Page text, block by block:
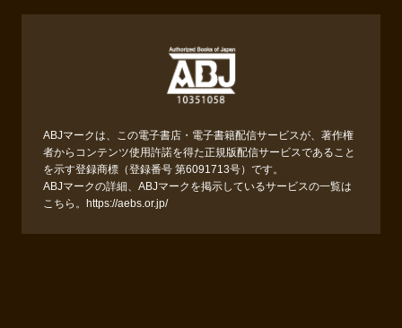
ABJマークは、この電子書店・電子書籍配信サービスが、著作権
者からコンテンツ使用許諾を得た正規版配信サービスであること
を示す登録商標（登録番号 第6091713号）です。
ABJマークの詳細、ABJマークを掲示しているサービスの一覧は
こちら。 https://aebs.or.jp/